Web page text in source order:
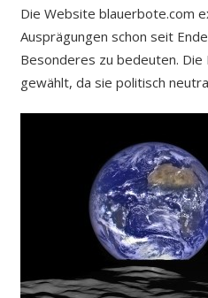
Die Website blauerbote.com
Ausprägungen schon seit
Besonderes zu bedeuten. Die
gewählt, da sie politisch